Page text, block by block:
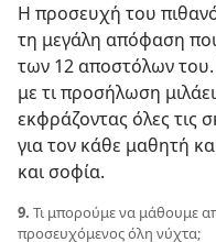
Η προσευχή του
τη μεγάλη απόφαση
των 12 αποστόλων
με τι προσήλωση
εκφράζοντας όλες τις
για τον κάθε μαθητή
και σοφία.
9. Τι μπορούμε να μάθουμε
προσευχόμενος όλη νύχτα;